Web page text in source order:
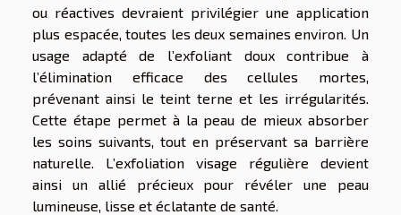
ou réactives devraient privilégier une application
plus espacée, toutes les deux semaines environ. Un
usage adapté de l’exfoliant doux contribue à
l’élimination efficace des cellules mortes,
prévenant ainsi le teint terne et les irrégularités.
Cette étape permet à la peau de mieux absorber
les soins suivants, tout en préservant sa barrière
naturelle. L’exfoliation visage régulière devient
ainsi un allié précieux pour révéler une peau
lumineuse, lisse et éclatante de santé.